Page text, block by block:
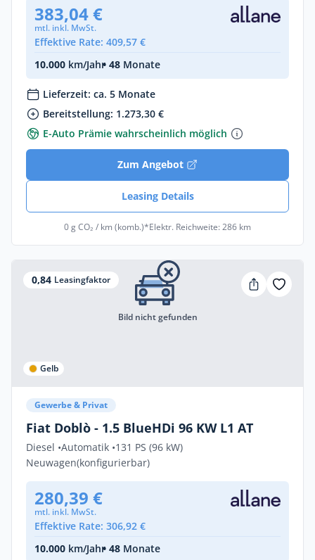
383,04 €
mtl. inkl. MwSt.
Effektive Rate: 409,57 €
10.000 km/Jahr• 48 Monate
Lieferzeit: ca. 5 Monate
Bereitstellung: 1.273,30 €
E-Auto Prämie wahrscheinlich möglich
Zum Angebot
Leasing Details
0 g CO₂ / km (komb.)*Elektr. Reichweite: 286 km
0,84 Leasingfaktor
Gelb
Bild nicht gefunden
Gewerbe & Privat
Fiat Doblò - 1.5 BlueHDi 96 KW L1 AT
Diesel •Automatik •131 PS (96 kW)
Neuwagen(konfigurierbar)
280,39 €
mtl. inkl. MwSt.
Effektive Rate: 306,92 €
10.000 km/Jahr• 48 Monate